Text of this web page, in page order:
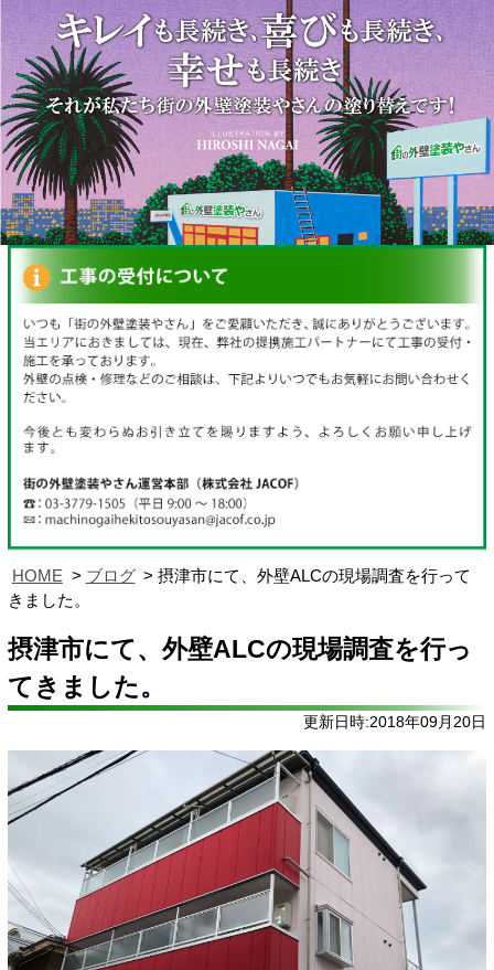
HOME ブログ
摂津市にて、外壁ALCの現場調査を行って
きました。
摂津市にて、外壁ALCの現場調査を行っ
てきました。
更新日時:2018年09月20日